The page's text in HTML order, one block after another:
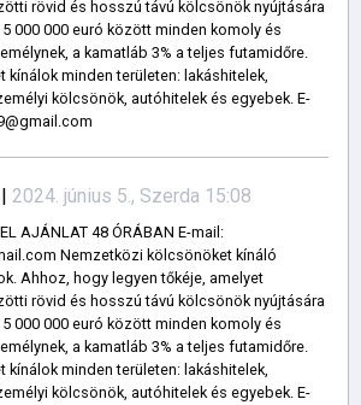
rövid és hosszú távú kölcsönök nyújtására
000 000 euró között minden komoly és
a kamatláb 3% a teljes futamidőre.
kínálok minden területen: lakáshitelek,
kölcsönök, autóhitelek és egyebek. E-
| 2024. június 5., Szerda 15:08
AJÁNLAT 48 ÓRÁBAN E-mail:
Nemzetközi kölcsönöket kínáló
Ahhoz, hogy legyen tőkéje, amelyet
rövid és hosszú távú kölcsönök nyújtására
000 000 euró között minden komoly és
a kamatláb 3% a teljes futamidőre.
kínálok minden területen: lakáshitelek,
kölcsönök, autóhitelek és egyebek. E-